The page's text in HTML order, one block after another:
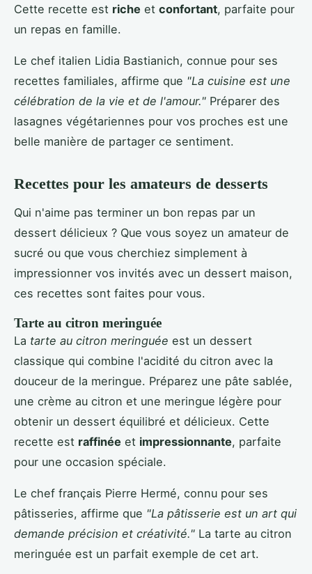
Cette recette est riche et confortant, parfaite pour
un repas en famille.
Le chef italien Lidia Bastianich, connue pour ses
recettes familiales, affirme que "La cuisine est une
célébration de la vie et de l'amour." Préparer des
lasagnes végétariennes pour vos proches est une
belle manière de partager ce sentiment.
Recettes pour les amateurs de desserts
Qui n'aime pas terminer un bon repas par un
dessert délicieux ? Que vous soyez un amateur de
sucré ou que vous cherchiez simplement à
impressionner vos invités avec un dessert maison,
ces recettes sont faites pour vous.
Tarte au citron meringuée
La tarte au citron meringuée est un dessert
classique qui combine l'acidité du citron avec la
douceur de la meringue. Préparez une pâte sablée,
une crème au citron et une meringue légère pour
obtenir un dessert équilibré et délicieux. Cette
recette est raffinée et impressionnante, parfaite
pour une occasion spéciale.
Le chef français Pierre Hermé, connu pour ses
pâtisseries, affirme que "La pâtisserie est un art qui
demande précision et créativité." La tarte au citron
meringuée est un parfait exemple de cet art.